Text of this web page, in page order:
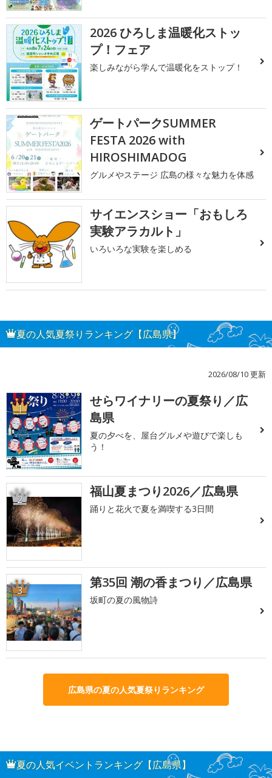
2026 ひろしま温暖化ストッ
プ！フェア
楽しみながら学んで温暖化をストップ！
ゲートパークSUMMER
FESTA 2026 with
HIROSHIMADOG
グルメやステージ 広島の様々な魅力を体感
サイエンスショー「おもしろ
実験アラカルト」
いろいろな実験を楽しめる
夏の人気夏祭りランキング【広島県】
2026/08/10 更新
1
せらワイナリーの夏祭り／広
島県
夏の夕べを、屋台グルメや遊びで楽しも
う！
2 福山夏まつり2026／広島県
踊りと花火で夏を満喫する3日間
3 第35回 潮の香まつり／広島県
坂町の夏の風物詩
広島県の夏の人気夏祭りランキング
夏の人気イベントランキング【広島県】